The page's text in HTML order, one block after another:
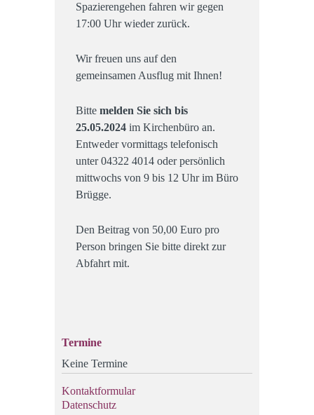
Spazierengehen fahren wir gegen
17:00 Uhr wieder zurück.
Wir freuen uns auf den
gemeinsamen Ausflug mit Ihnen!
Bitte melden Sie sich bis
25.05.2024 im Kirchenbüro an.
Entweder vormittags telefonisch
unter 04322 4014 oder persönlich
mittwochs von 9 bis 12 Uhr im Büro
Brügge.
Den Beitrag von 50,00 Euro pro
Person bringen Sie bitte direkt zur
Abfahrt mit.
Termine
Keine Termine
Kontaktformular
Datenschutz